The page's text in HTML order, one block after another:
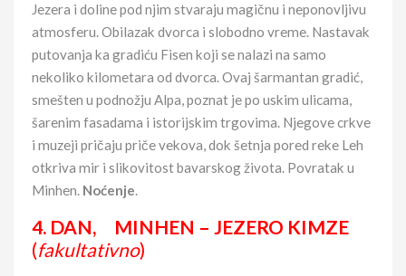
Jezera i doline pod njim stvaraju magičnu i neponovljivu
atmosferu. Obilazak dvorca i slobodno vreme. Nastavak
putovanja ka gradiću Fisen koji se nalazi na samo
nekoliko kilometara od dvorca. Ovaj šarmantan gradić,
smešten u podnožju Alpa, poznat je po uskim ulicama,
šarenim fasadama i istorijskim trgovima. Njegove crkve
i muzeji pričaju priče vekova, dok šetnja pored reke Leh
otkriva mir i slikovitost bavarskog života. Povratak u
Minhen. Noćenje.
4. DAN, MINHEN – JEZERO KIMZE
(fakultativno)